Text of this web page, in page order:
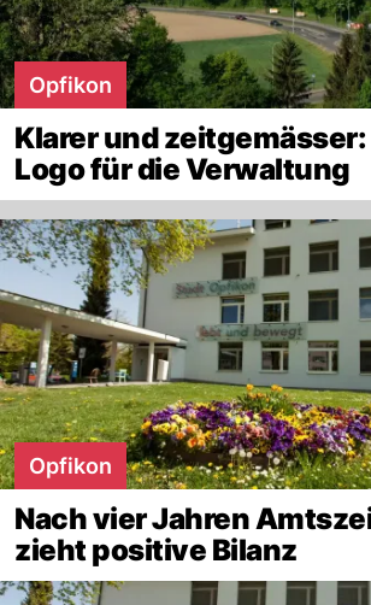
Opfikon
Klarer und
Logo für die Verwaltung
Opfikon
Nach vier Jahren
zieht positive Bilanz